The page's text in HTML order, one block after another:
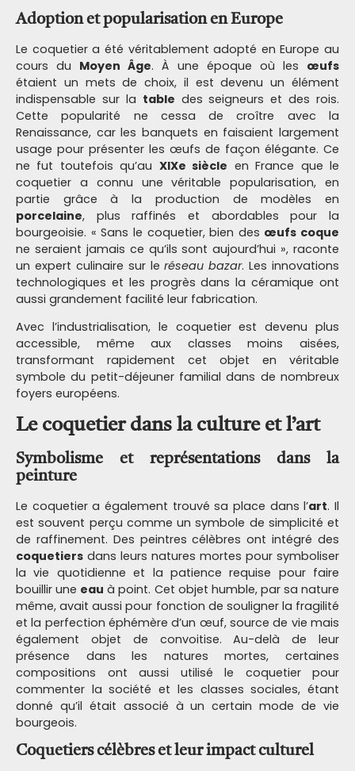
Adoption et popularisation en Europe
Le coquetier a été véritablement adopté en Europe au
cours du Moyen Âge. À une époque où les œufs
étaient un mets de choix, il est devenu un élément
indispensable sur la table des seigneurs et des rois.
Cette popularité ne cessa de croître avec la
Renaissance, car les banquets en faisaient largement
usage pour présenter les œufs de façon élégante. Ce
ne fut toutefois qu’au XIXe siècle en France que le
coquetier a connu une véritable popularisation, en
partie grâce à la production de modèles en
porcelaine, plus raffinés et abordables pour la
bourgeoisie. « Sans le coquetier, bien des œufs coque
ne seraient jamais ce qu’ils sont aujourd’hui », raconte
un expert culinaire sur leréseau bazar. Les innovations
technologiques et les progrès dans la céramique ont
aussi grandement facilité leur fabrication.
Avec l’industrialisation, le coquetier est devenu plus
accessible, même aux classes moins aisées,
transformant rapidement cet objet en véritable
symbole du petit-déjeuner familial dans de nombreux
foyers européens.
Le coquetier dans la culture et l’art
Symbolisme et représentations dans la
peinture
Le coquetier a également trouvé sa place dans l’art. Il
est souvent perçu comme un symbole de simplicité et
de raffinement. Des peintres célèbres ont intégré des
coquetiers dans leurs natures mortes pour symboliser
la vie quotidienne et la patience requise pour faire
bouillir une eau à point. Cet objet humble, par sa nature
même, avait aussi pour fonction de souligner la fragilité
et la perfection éphémère d’un œuf, source de vie mais
également objet de convoitise. Au-delà de leur
présence dans les natures mortes, certaines
compositions ont aussi utilisé le coquetier pour
commenter la société et les classes sociales, étant
donné qu’il était associé à un certain mode de vie
bourgeois.
Coquetiers célèbres et leur impact culturel